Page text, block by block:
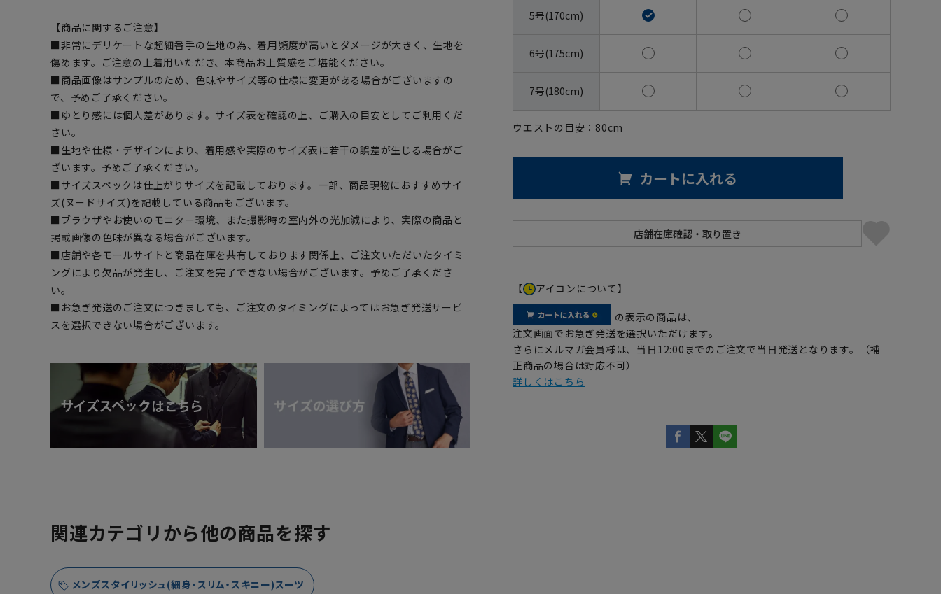
【商品に関するご注意】
■非常にデリケートな超細番手の生地の為、着用頻度が高いとダメージが大きく、生地を
傷めます。ご注意の上着用いただき、本商品お上質感をご堪能ください。
■商品画像はサンプルのため、色味やサイズ等の仕様に変更がある場合がございますの
で、予めご了承ください。
■ゆとり感には個人差があります。サイズ表を確認の上、ご購入の目安としてご利用くだ
さい。
■生地や仕様・デザインにより、着用感や実際のサイズ表に若干の誤差が生じる場合がご
ざいます。予めご了承ください。
■サイズスペックは仕上がりサイズを記載しております。一部、商品現物におすすめサイ
ズ(ヌードサイズ)を記載している商品もございます。
■ブラウザやお使いのモニター環境、また撮影時の室内外の光加減により、実際の商品と
掲載画像の色味が異なる場合がございます。
■店舗や各モールサイトと商品在庫を共有しております関係上、ご注文いただいたタイミ
ングにより欠品が発生し、ご注文を完了できない場合がございます。予めご了承くださ
い。
■お急ぎ発送のご注文につきましても、ご注文のタイミングによってはお急ぎ発送サービ
スを選択できない場合がございます。
5号(170cm)
6号(175cm)
7号(180cm)
ウエストの目安： 80cm
カートに入れる
【 アイコンについて】
の表示の商品は、
注文画面でお急ぎ発送を選択いただけます。
さらにメルマガ会員様は、当日12:00までのご注文で当日発送となります。（補
正商品の場合は対応不可）
詳しくはこちら
関連カテゴリから他の商品を探す
メンズスタイリッシュ(細身・スリム・スキニー)スーツ